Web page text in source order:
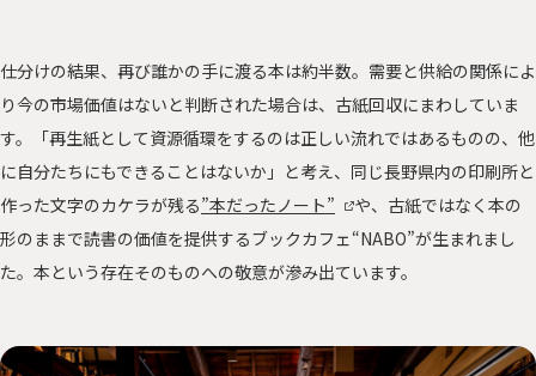
仕分けの結果、再び誰かの手に渡る本は約半数。需要と供給の関係によ
り今の市場価値はないと判断された場合は、古紙回収にまわしていま
す。「再生紙として資源循環をするのは正しい流れではあるものの、他
に自分たちにもできることはないか」と考え、同じ長野県内の印刷所と
作った文字のカケラが残る”本だったノート”
や、古紙ではなく本の
形のままで読書の価値を提供するブックカフェ“NABO”が生まれまし
た。本という存在そのものへの敬意が滲み出ています。